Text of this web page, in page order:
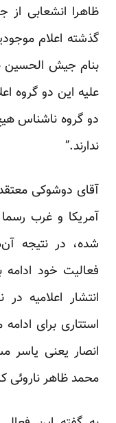
گذشته اعلام
بنام جیش الحسین
علیه این دو گروه
دو گروه نا‌شناس
ندارند.”
آقای دوشوکی
آمریکا و غرب
شده، در نتیجه
فعالیت خود ادامه
انتشار اعلامیه
استتاری برای
انصار یعنی یاسر
محمد ظاهر ناروئی